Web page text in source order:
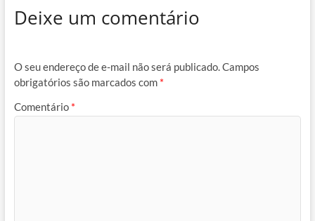
Deixe um comentário
O seu endereço de e-mail não será publicado. Campos
obrigatórios são marcados com *
Comentário *